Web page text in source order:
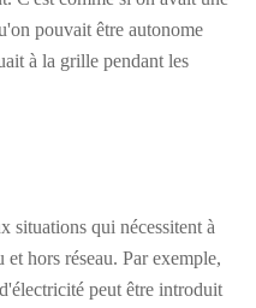
pouvait être autonome
à la grille pendant les
situations qui nécessitent à
et hors réseau. Par exemple,
peut être introduit